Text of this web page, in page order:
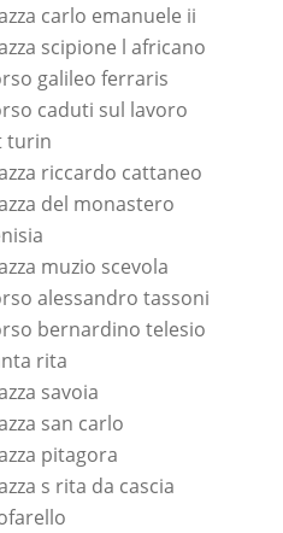
carlo emanuele ii
scipione l africano
galileo ferraris
caduti sul lavoro
turin
riccardo cattaneo
del monastero
muzio scevola
alessandro tassoni
bernardino telesio
rita
savoia
san carlo
pitagora
s rita da cascia